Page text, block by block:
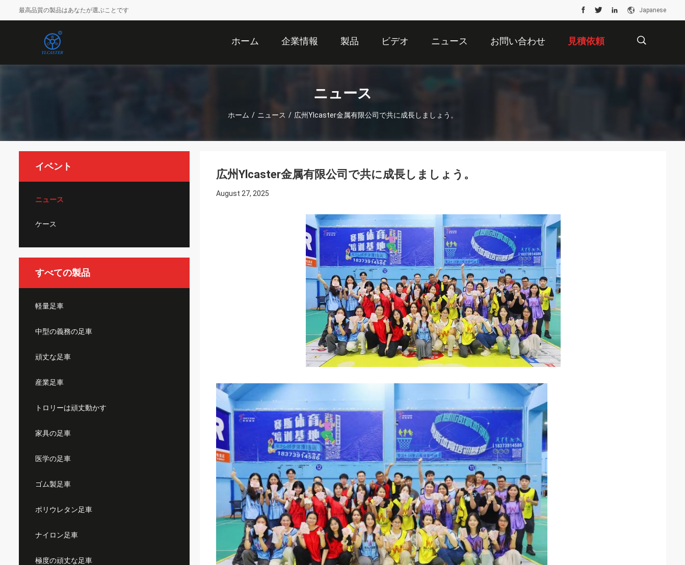
最高品質の製品はあなたが選ぶことです Japanese
ホーム 企業情報 製品 ビデオ ニュース お問い合わせ 見積依頼
ニュース
ホーム / ニュース / 広州Ylcaster金属有限公司で共に成長しましょう。
イベント
ニュース
ケース
すべての製品
軽量足車
中型の義務の足車
頑丈な足車
産業足車
トロリーは頑丈動かす
家具の足車
医学の足車
ゴム製足車
ポリウレタン足車
ナイロン足車
極度の頑丈な足車
広州Ylcaster金属有限公司で共に成長しましょう。
August 27, 2025